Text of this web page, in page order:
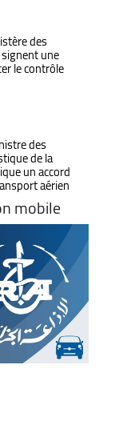
des
une
le contrôle
des
de la
un accord
aérien
mobile